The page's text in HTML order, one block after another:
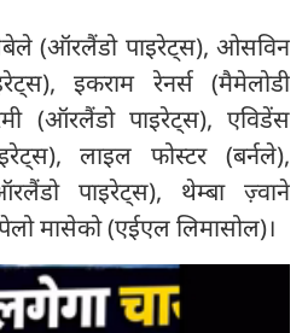
(ऑरलैंडो पाइरेट्स), ओसविन
इकराम रेनर्स (मैमेलोडी
(ऑरलैंडो पाइरेट्स), एविडेंस
लाइल फोस्टर (बर्नले),
पाइरेट्स), थेम्बा ज़्वाने
मासेको (एईएल लिमासोल)।